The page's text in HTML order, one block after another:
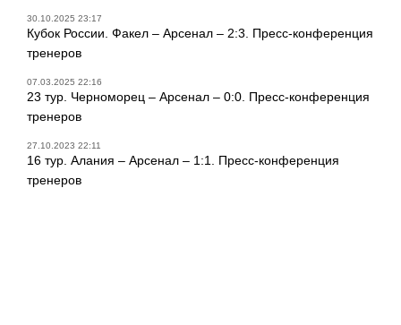
30.10.2025 23:17
Кубок России. Факел – Арсенал – 2:3. Пресс-конференция
тренеров
07.03.2025 22:16
23 тур. Черноморец – Арсенал – 0:0. Пресс-конференция
тренеров
27.10.2023 22:11
16 тур. Алания – Арсенал – 1:1. Пресс-конференция
тренеров